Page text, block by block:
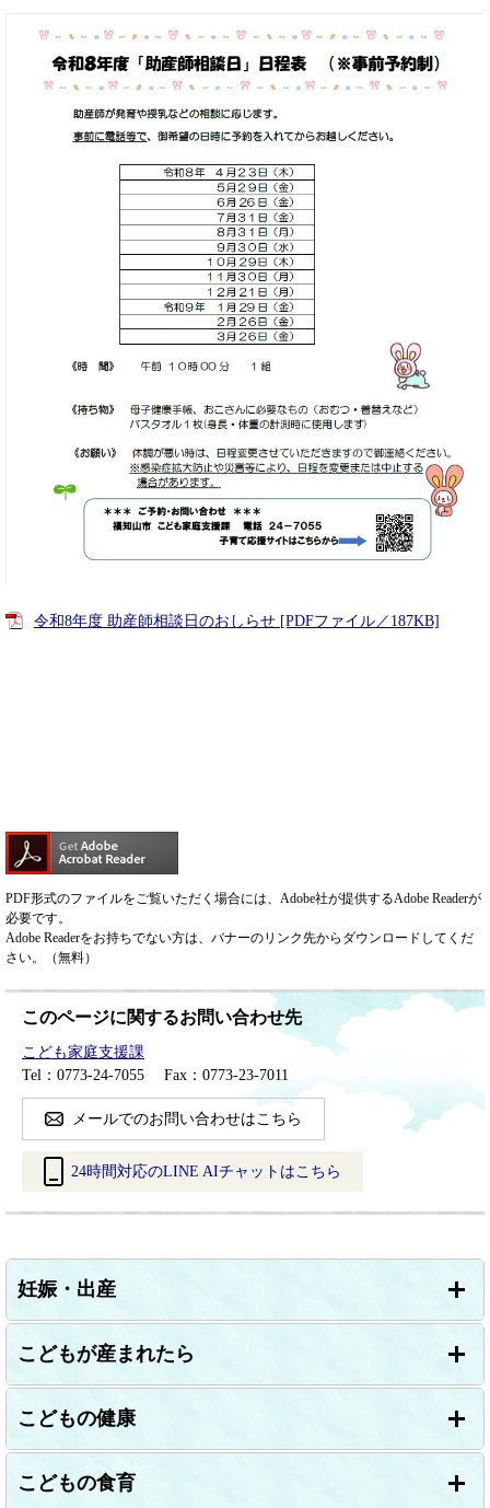
令和8年度 助産師相談日のおしらせ [PDFファイル／187KB]
PDF形式のファイルをご覧いただく場合には、Adobe社が提供するAdobe Readerが
必要です。
Adobe Readerをお持ちでない方は、バナーのリンク先からダウンロードしてくだ
さい。（無料）
このページに関するお問い合わせ先
こども家庭支援課
Tel：0773-24-7055
Fax：0773-23-7011
メールでのお問い合わせはこちら
24時間対応のLINE AIチャットはこちら
ン
ク
妊娠・出産
こどもが産まれたら
こどもの健康
こどもの食育